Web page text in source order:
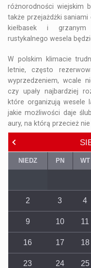
różnorodności wiejskim
także przejażdżki
kiełbasek i grzanym
rustykalnego wesela
W polskim klimacie
letnie, często
wyprzedzeniem, wcale
czy upały najbardziej
które organizują wesele
jakie możliwości daje
aury, na którą przecież
NIEDZ PN WT
2 3 4
9 10 11
16 17 18
23 24 25